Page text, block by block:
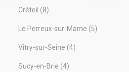
Créteil (8)
Le Perreux-sur-Marne (5)
Vitry-sur-Seine (4)
Sucy-en-Brie (4)